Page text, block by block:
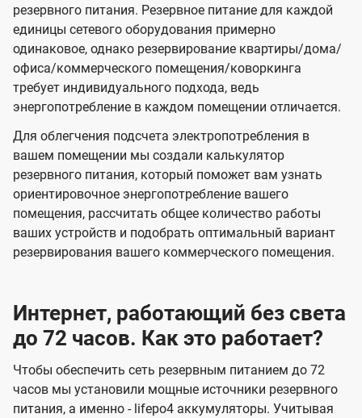
резервного питания. Резервное питание для каждой
единицы сетевого оборудования примерно
одинаковое, однако резервирование квартиры/дома/
офиса/коммерческого помещения/коворкинга
требует индивидуального подхода, ведь
энергопотребление в каждом помещении отличается.
Для облегчения подсчета электропотребления в
вашем помещении мы создали калькулятор
резервного питания, который поможет вам узнать
ориентировочное энергопотребление вашего
помещения, рассчитать общее количество работы
ваших устройств и подобрать оптимальный вариант
резервирования вашего коммерческого помещения.
Интернет, работающий без света
до 72 часов. Как это работает?
Чтобы обеспечить сеть резервным питанием до 72
часов мы установили мощные источники резервного
питания, а именно - lifepo4 аккумуляторы. Учитывая